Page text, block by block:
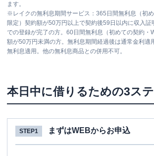
ます。
※ レイクの無利息期間サービス：365日間無利息（初
限定）契約額が50万円以上で契約後59日以内に収入証
での登録が完了の方。60日間無利息（初めての契約・
額が50万円未満の方。無利息期間経過後は通常金利適
無利息適用。他の無利息商品との併用不可。
本日中に借りるための3ス
STEP1 まずはWEBからお申込